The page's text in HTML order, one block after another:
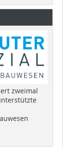
zweimal